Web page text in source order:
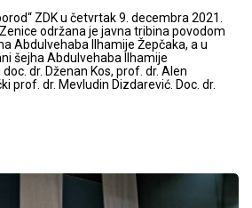
ZDK u četvrtak 9. decembra 2021.
održana je javna tribina povodom
Abdulvehaba Ilhamije Žepčaka, a u
šejha Abdulvehaba Ilhamije
dr. Dženan Kos, prof. dr. Alen
prof. dr. Mevludin Dizdarević. Doc. dr.